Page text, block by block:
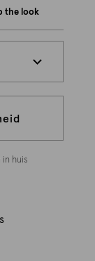
the look
in huis